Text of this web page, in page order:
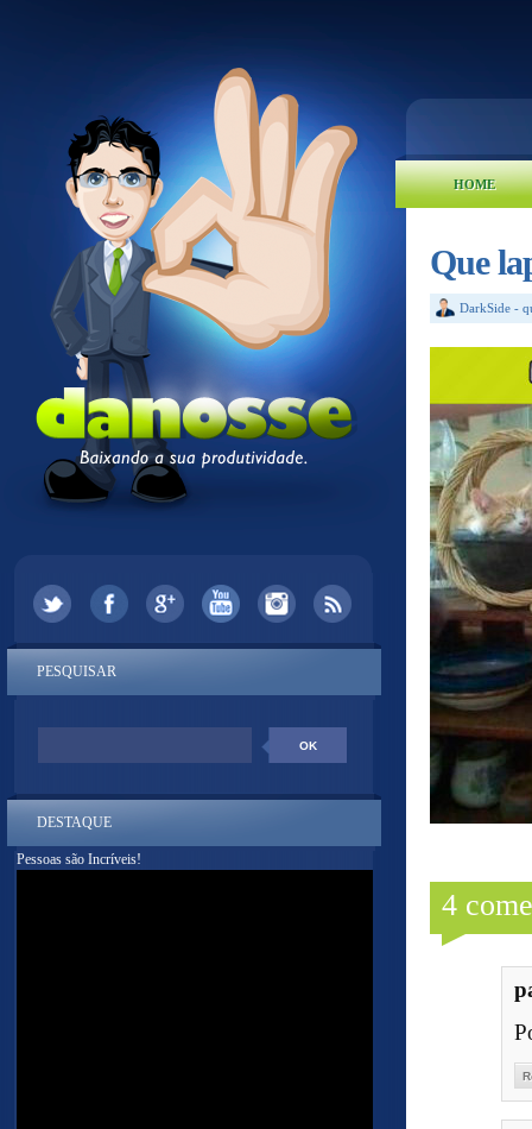
HOME
Que
DarkSide -
4
PESQUISAR
DESTAQUE
Pessoas são Incríveis!